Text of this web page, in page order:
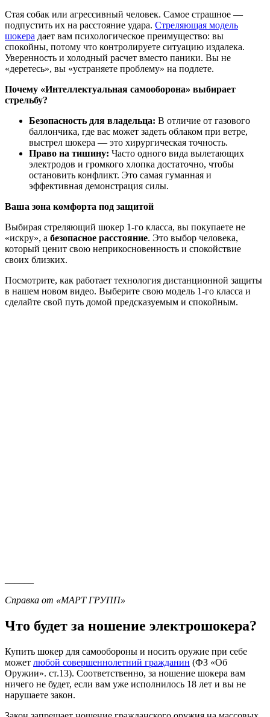
Стая собак или агрессивный человек. Самое страшное —
подпустить их на расстояние удара. Стреляющая модель
шокера дает вам психологическое преимущество: вы
спокойны, потому что контролируете ситуацию издалека.
Уверенность и холодный расчет вместо паники. Вы не
«деретесь», вы «устраняете проблему» на подлете.
Почему «Интеллектуальная самооборона» выбирает
стрельбу?
Безопасность для владельца: В отличие от газового
баллончика, где вас может задеть облаком при ветре,
выстрел шокера — это хирургическая точность.
Право на тишину: Часто одного вида вылетающих
электродов и громкого хлопка достаточно, чтобы
остановить конфликт. Это самая гуманная и
эффективная демонстрация силы.
Ваша зона комфорта под защитой
Выбирая стреляющий шокер 1-го класса, вы покупаете не
«искру», а безопасное расстояние. Это выбор человека,
который ценит свою неприкосновенность и спокойствие
своих близких.
Посмотрите, как работает технология дистанционной защиты
в нашем новом видео. Выберите свою модель 1-го класса и
сделайте свой путь домой предсказуемым и спокойным.
Справка от «МАРТ ГРУПП»
Что будет за ношение электрошокера?
Купить шокер для самообороны и носить оружие при себе
может любой совершеннолетний гражданин (ФЗ «Об
Оружии». ст.13). Соответственно, за ношение шокера вам
ничего не будет, если вам уже исполнилось 18 лет и вы не
нарушаете закон.